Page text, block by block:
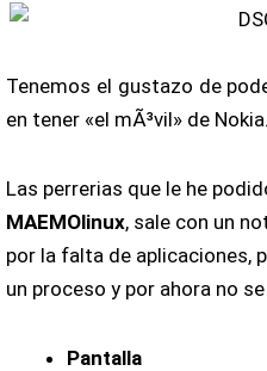
Tenemos el gustazo de
en tener «el mÃ³vil» de Nokia.
Las perrerias que le he
MAEMOlinux, sale con un
por la falta de aplicaciones,
un proceso y por ahora no
Pantalla